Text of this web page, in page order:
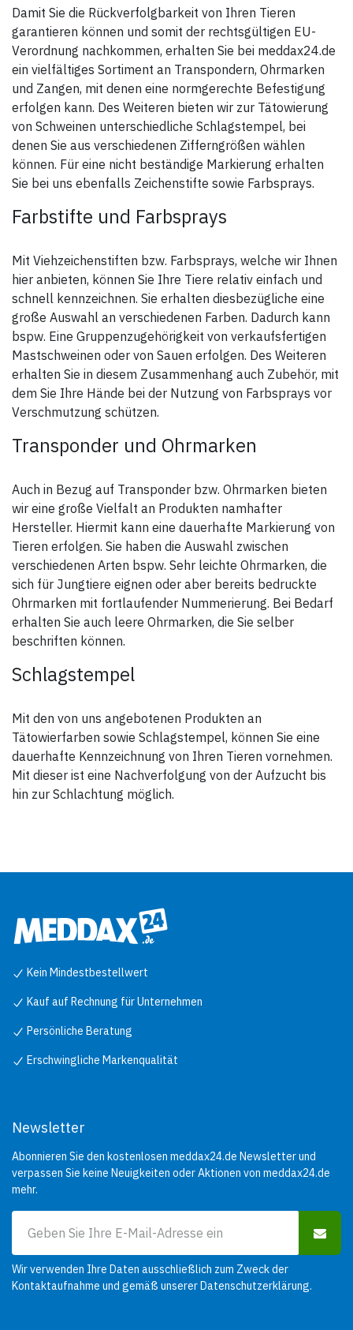
Halsmarkierungsbänder mit
einer Breite bis zu 40 mm
Damit Sie die Rückverfolgbarkeit von Ihren Tieren
garantieren können und somit der rechtsgültigen EU-
Verordnung nachkommen, erhalten Sie bei meddax24.de
ein vielfältiges Sortiment an Transpondern, Ohrmarken
und Zangen, mit denen eine normgerechte Befestigung
erfolgen kann. Des Weiteren bieten wir zur Tätowierung
von Schweinen unterschiedliche Schlagstempel, bei
denen Sie aus verschiedenen Zifferngrößen wählen
können. Für eine nicht beständige Markierung erhalten
Sie bei uns ebenfalls Zeichenstifte sowie Farbsprays.
Farbstifte und Farbsprays
Mit Viehzeichenstiften bzw. Farbsprays, welche wir Ihnen
hier anbieten, können Sie Ihre Tiere relativ einfach und
schnell kennzeichnen. Sie erhalten diesbezügliche eine
große Auswahl an verschiedenen Farben. Dadurch kann
bspw. Eine Gruppenzugehörigkeit von verkaufsfertigen
Mastschweinen oder von Sauen erfolgen. Des Weiteren
erhalten Sie in diesem Zusammenhang auch Zubehör, mit
dem Sie Ihre Hände bei der Nutzung von Farbsprays vor
Verschmutzung schützen.
Transponder und Ohrmarken
Auch in Bezug auf Transponder bzw. Ohrmarken bieten
wir eine große Vielfalt an Produkten namhafter
Hersteller. Hiermit kann eine dauerhafte Markierung von
Tieren erfolgen. Sie haben die Auswahl zwischen
verschiedenen Arten bspw. Sehr leichte Ohrmarken, die
sich für Jungtiere eignen oder aber bereits bedruckte
Ohrmarken mit fortlaufender Nummerierung. Bei Bedarf
erhalten Sie auch leere Ohrmarken, die Sie selber
beschriften können.
Schlagstempel
Mit den von uns angebotenen Produkten an
Tätowierfarben sowie Schlagstempel, können Sie eine
dauerhafte Kennzeichnung von Ihren Tieren vornehmen.
Mit dieser ist eine Nachverfolgung von der Aufzucht bis
hin zur Schlachtung möglich.
Kein Mindestbestellwert
Kauf auf Rechnung für Unternehmen
Persönliche Beratung
Erschwingliche Markenqualität
Newsletter
Abonnieren Sie den kostenlosen meddax24.de Newsletter und
verpassen Sie keine Neuigkeiten oder Aktionen von meddax24.de
mehr.
Wir verwenden Ihre Daten ausschließlich zum Zweck der
Kontaktaufnahme und gemäß unsererDatenschutzerklärung.